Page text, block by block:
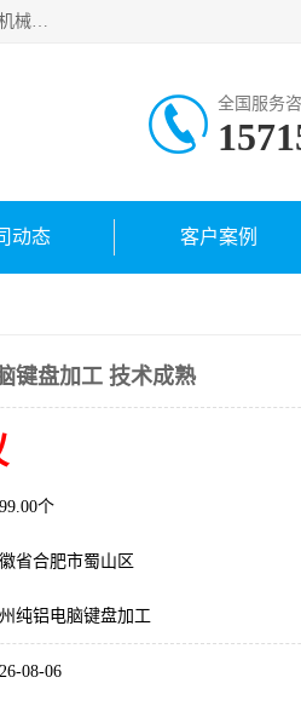
公司主要承接深圳精密零配件加工,非标零部配件加工,家具零配件加工,治具零配件加工,安徽精密零配件加工等各种各种精密机械加工，欢迎来来电咨询！
全国服务
动态 客户案例
键盘加工 技术成熟
个
省合肥市蜀山区
纯铝电脑键盘加工
08-06